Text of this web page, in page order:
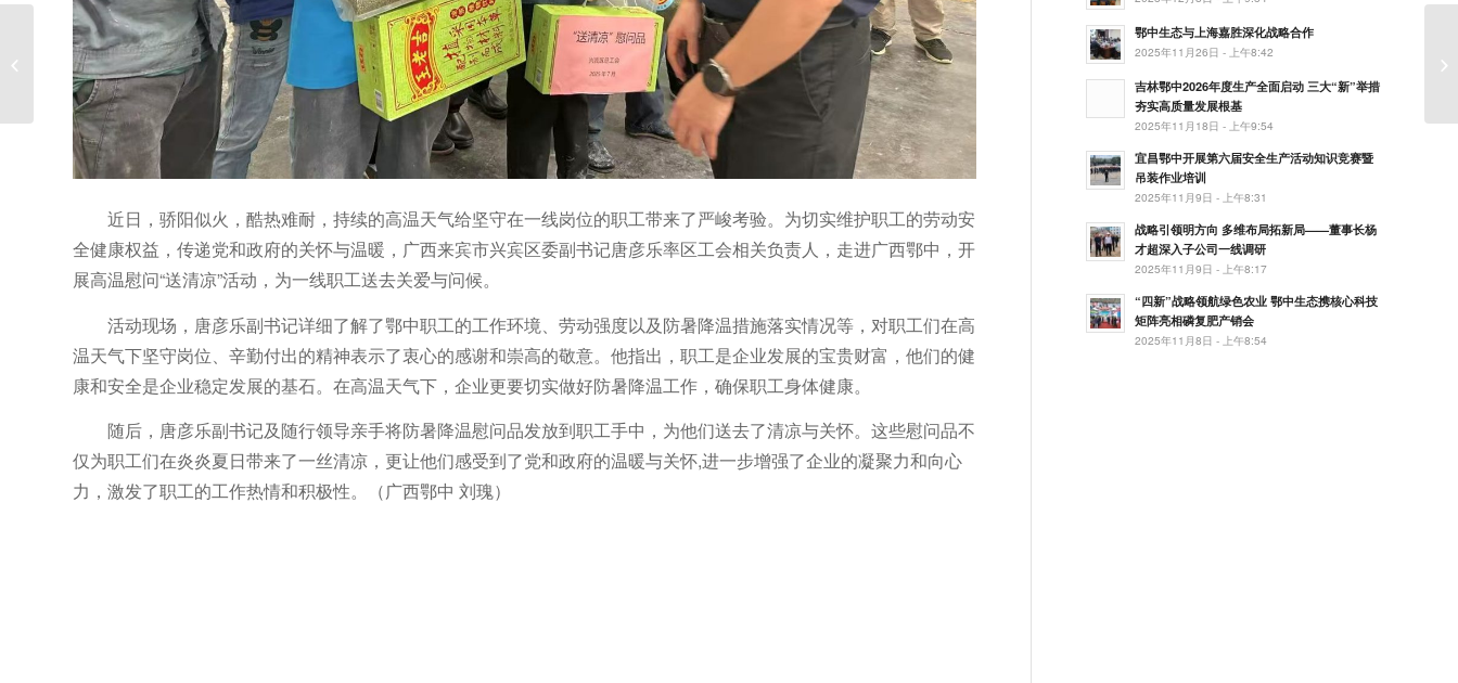
近日，骄阳似火，酷热难耐，持续的高温天气给坚守在一线岗位的职工带来了严峻考验。为切实维护职工的劳动安
全健康权益，传递党和政府的关怀与温暖，广西来宾市兴宾区委副书记唐彦乐率区工会相关负责人，走进广西鄂中，开
展高温慰问“送清凉”活动，为一线职工送去关爱与问候。
活动现场，唐彦乐副书记详细了解了鄂中职工的工作环境、劳动强度以及防暑降温措施落实情况等，对职工们在高
温天气下坚守岗位、辛勤付出的精神表示了衷心的感谢和崇高的敬意。他指出，职工是企业发展的宝贵财富，他们的健
康和安全是企业稳定发展的基石。在高温天气下，企业更要切实做好防暑降温工作，确保职工身体健康。
随后，唐彦乐副书记及随行领导亲手将防暑降温慰问品发放到职工手中，为他们送去了清凉与关怀。这些慰问品不
仅为职工们在炎炎夏日带来了一丝清凉，更让他们感受到了党和政府的温暖与关怀,进一步增强了企业的凝聚力和向心
力，激发了职工的工作热情和积极性。（广西鄂中 刘瑰）
鄂中生态与上海嘉胜深化战略合作
2025年11月26日 - 上午8:42
吉林鄂中2026年度生产全面启动 三大“新”举措
夯实高质量发展根基
2025年11月18日 - 上午9:54
宜昌鄂中开展第六届安全生产活动知识竞赛暨
吊装作业培训
2025年11月9日 - 上午8:31
战略引领明方向 多维布局拓新局——董事长杨
才超深入子公司一线调研
2025年11月9日 - 上午8:17
“四新”战略领航绿色农业 鄂中生态携核心科技
矩阵亮相磷复肥产销会
2025年11月8日 - 上午8:54
鄂中报227期